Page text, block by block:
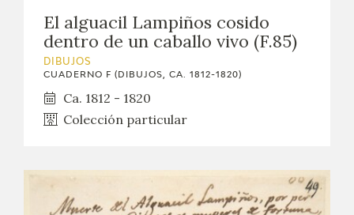
El alguacil Lampiños cosido
dentro de un caballo vivo (F.85)
DIBUJOS
CUADERNO F (DIBUJOS, CA. 1812-1820)
Ca. 1812 - 1820
Colección particular